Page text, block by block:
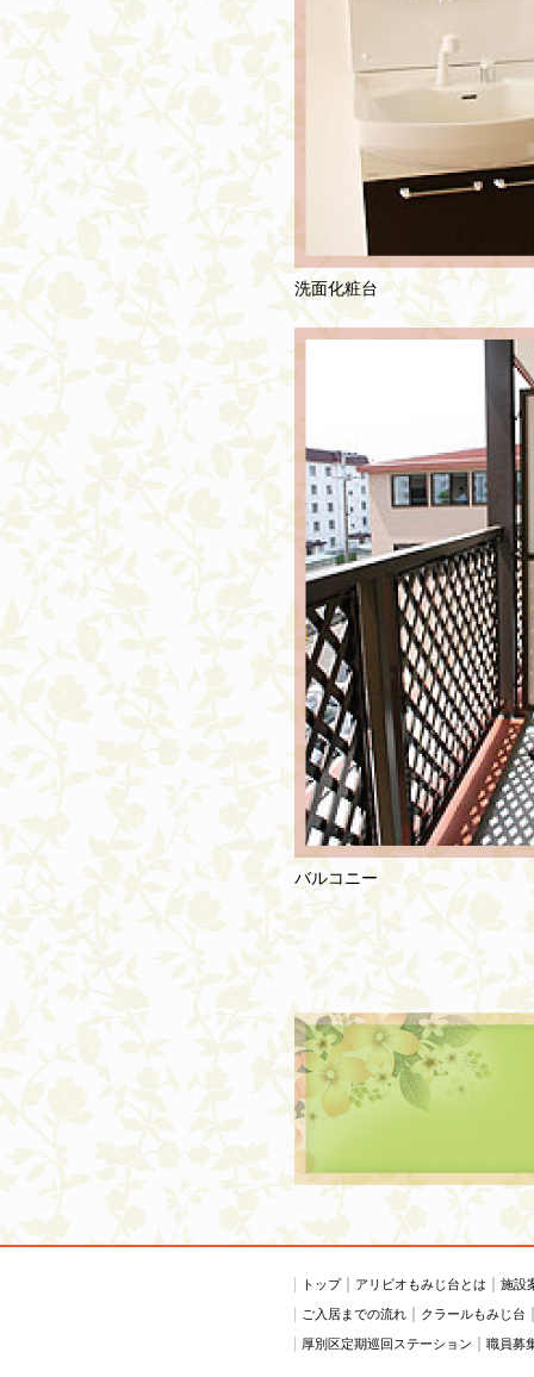
洗面化粧台
バルコニー
トップ アリビオもみじ台とは 施設
ご入居までの流れ クラールもみじ台
厚別区定期巡回ステーション 職員募